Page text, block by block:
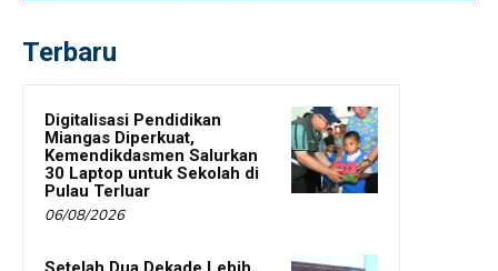
Terbaru
Digitalisasi Pendidikan
Miangas Diperkuat,
Kemendikdasmen Salurkan
30 Laptop untuk Sekolah di
Pulau Terluar
06/08/2026